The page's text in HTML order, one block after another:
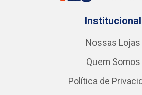
Institucional
Nossas Lojas
Quem Somos
Política de